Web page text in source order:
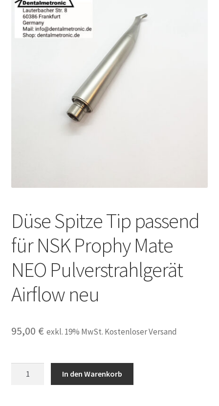
Reparaturservice
Wichtige Infos
Stellenangebote
Düse Spitze Tip passend
für NSK Prophy Mate
NEO Pulverstrahlgerät
Airflow neu
95,00 € exkl. 19% MwSt. Kostenloser Versand
In den Warenkorb